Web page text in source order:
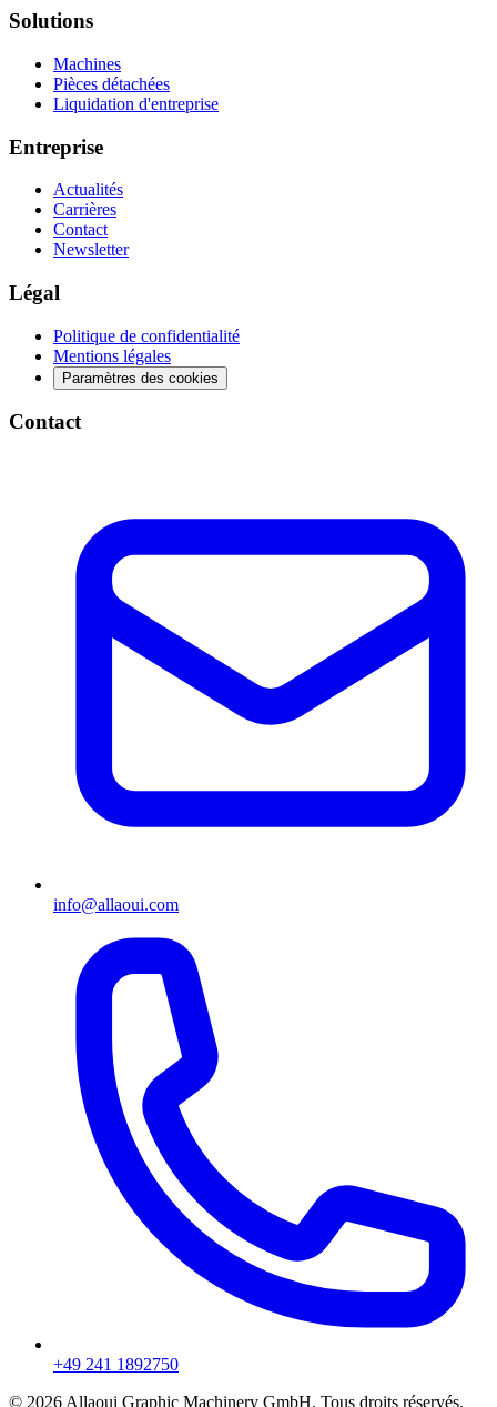
Solutions
Machines
Pièces détachées
Liquidation d'entreprise
Entreprise
Actualités
Carrières
Contact
Newsletter
Légal
Politique de confidentialité
Mentions légales
Paramètres des cookies
Contact
info@allaoui.com
+49 241 1892750
© 2026 Allaoui Graphic Machinery GmbH. Tous droits réservés.